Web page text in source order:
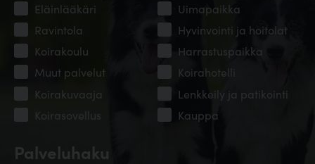
Palveluhaku
Eläinlääkäri
Uimapaikka
Ravintola
Hyvinvointi ja hoitolat
Koirakoulu
Harrastuspaikka
Muut palvelut
Koirahotelli
Koirakuvaaja
Lenkkeily ja patikointi
Koirasovellus
Kauppa